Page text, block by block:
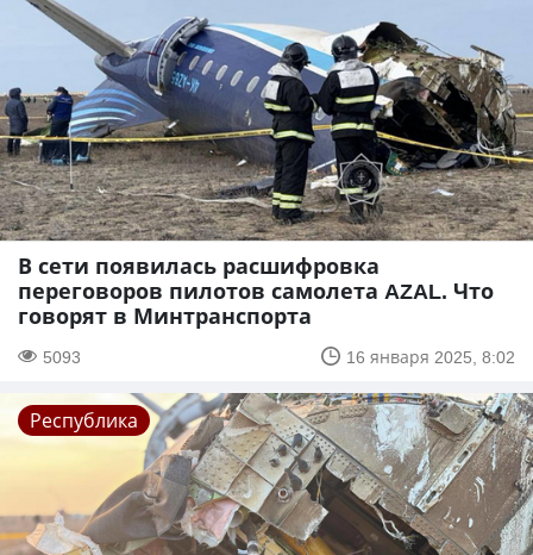
В сети появилась расшифровка
переговоров пилотов самолета AZAL. Что
говорят в Минтранспорта
5093 16 января 2025, 8:02
Республика